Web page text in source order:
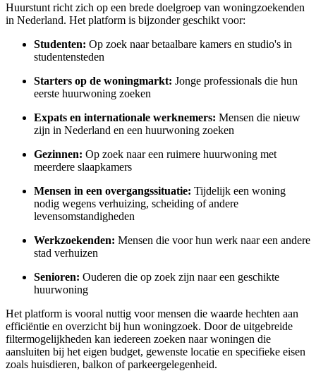
Huurstunt richt zich op een brede doelgroep van woningzoekenden
in Nederland. Het platform is bijzonder geschikt voor:
Studenten: Op zoek naar betaalbare kamers en studio's in
studentensteden
Starters op de woningmarkt: Jonge professionals die hun
eerste huurwoning zoeken
Expats en internationale werknemers: Mensen die nieuw
zijn in Nederland en een huurwoning zoeken
Gezinnen: Op zoek naar een ruimere huurwoning met
meerdere slaapkamers
Mensen in een overgangssituatie: Tijdelijk een woning
nodig wegens verhuizing, scheiding of andere
levensomstandigheden
Werkzoekenden: Mensen die voor hun werk naar een andere
stad verhuizen
Senioren: Ouderen die op zoek zijn naar een geschikte
huurwoning
Het platform is vooral nuttig voor mensen die waarde hechten aan
efficiëntie en overzicht bij hun woningzoek. Door de uitgebreide
filtermogelijkheden kan iedereen zoeken naar woningen die
aansluiten bij het eigen budget, gewenste locatie en specifieke eisen
zoals huisdieren, balkon of parkeergelegenheid.